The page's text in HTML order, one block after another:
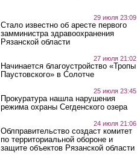
29 июля 23:09
Стало известно об аресте первого
замминистра здравоохранения
Рязанской области
27 июля 21:02
Начинается благоустройство «Тропы
Паустовского» в Солотче
25 июля 23:45
Прокуратура нашла нарушения
режима охраны Сегденского озера
24 июля 21:06
Облправительство создаст комитет
по территориальной обороне и
защите объектов Рязанской области